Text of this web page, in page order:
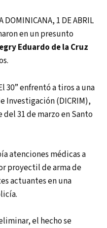
DOMINICANA, 1 DE ABRIL
en un presunto
Eduardo de la Cruz
30” enfrentó a tiros a una
Investigación (DICRIM),
31 de marzo en Santo
atenciones médicas a
proyectil de arma de
actuantes en una
el hecho se